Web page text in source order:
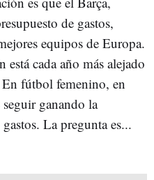
de gastos,
equipos de Europa.
cada año más alejado
fútbol femenino, en
ganando la
La pregunta es...